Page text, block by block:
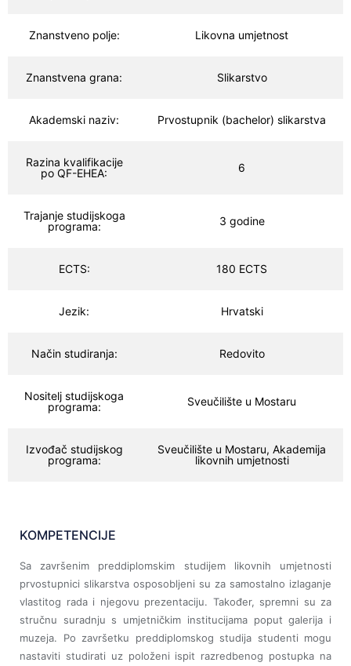
Znanstveno polje: Likovna umjetnost
Znanstvena grana: Slikarstvo
Akademski naziv: Prvostupnik (bachelor) slikarstva
Razina kvalifikacije
po QF-EHEA:
6
Trajanje studijskoga
programa:
3 godine
ECTS: 180 ECTS
Jezik: Hrvatski
Način studiranja: Redovito
Nositelj studijskoga
programa:
Sveučilište u Mostaru
Izvođač studijskog
programa:
Sveučilište u Mostaru, Akademija
likovnih umjetnosti
KOMPETENCIJE
Sa završenim preddiplomskim studijem likovnih umjetnosti
prvostupnici slikarstva osposobljeni su za samostalno izlaganje
vlastitog rada i njegovu prezentaciju. Također, spremni su za
stručnu suradnju s umjetničkim institucijama poput galerija i
muzeja. Po završetku preddiplomskog studija studenti mogu
nastaviti studirati uz položeni ispit razredbenog postupka na